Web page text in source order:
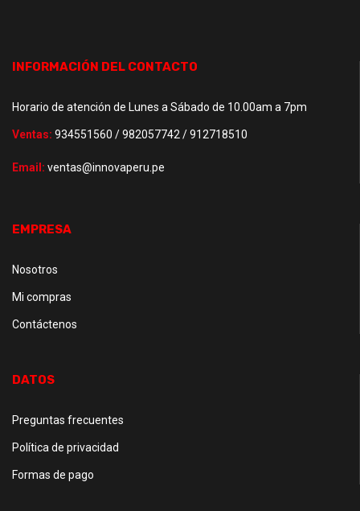
INFORMACIÓN DEL CONTACTO
Horario de atención de Lunes a Sábado de 10.00am a 7pm
Ventas: 934551560 / 982057742 / 912718510
Email: ventas@innovaperu.pe
EMPRESA
Nosotros
Mi compras
Contáctenos
DATOS
Preguntas frecuentes
Política de privacidad
Formas de pago